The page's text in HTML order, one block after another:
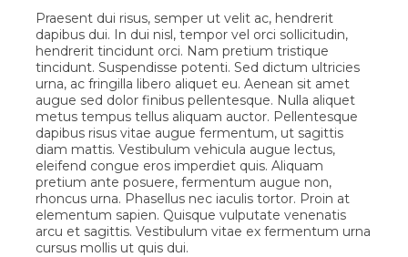
Praesent dui risus, semper ut velit ac, hendrerit
dapibus dui. In dui nisl, tempor vel orci sollicitudin,
hendrerit tincidunt orci. Nam pretium tristique
tincidunt. Suspendisse potenti. Sed dictum ultricies
urna, ac fringilla libero aliquet eu. Aenean sit amet
augue sed dolor finibus pellentesque. Nulla aliquet
metus tempus tellus aliquam auctor. Pellentesque
dapibus risus vitae augue fermentum, ut sagittis
diam mattis. Vestibulum vehicula augue lectus,
eleifend congue eros imperdiet quis. Aliquam
pretium ante posuere, fermentum augue non,
rhoncus urna. Phasellus nec iaculis tortor. Proin at
elementum sapien. Quisque vulputate venenatis
arcu et sagittis. Vestibulum vitae ex fermentum urna
cursus mollis ut quis dui.